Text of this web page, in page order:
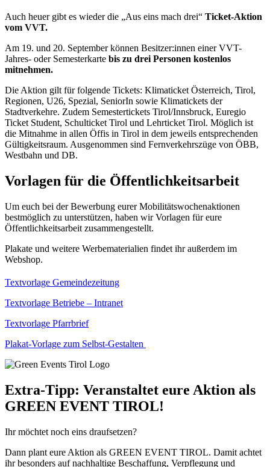
Auch heuer gibt es wieder die „Aus eins mach drei“ Ticket-Aktion
vom VVT.
Am 19. und 20. September können Besitzer:innen einer VVT-
Jahres- oder Semesterkarte bis zu drei Personen kostenlos
mitnehmen.
Die Aktion gilt für folgende Tickets: Klimaticket Österreich, Tirol,
Regionen, U26, Spezial, SeniorIn sowie Klimatickets der
Stadtverkehre. Zudem Semestertickets Tirol/Innsbruck, Euregio
Ticket Student, Schulticket Tirol und Lehrticket Tirol. Möglich ist
die Mitnahme in allen Öffis in Tirol in dem jeweils entsprechenden
Gültigkeitsraum. Ausgenommen sind Fernverkehrszüge von ÖBB,
Westbahn und DB.
Vorlagen für die Öffentlichkeitsarbeit
Um euch bei der Bewerbung eurer Mobilitätswochenaktionen
bestmöglich zu unterstützen, haben wir Vorlagen für eure
Öffentlichkeitsarbeit zusammengestellt.
Plakate und weitere Werbematerialien findet ihr außerdem im
Webshop.
Textvorlage Gemeindezeitung
Textvorlage Betriebe – Intranet
Textvorlage Pfarrbrief
Plakat-Vorlage zum Selbst-Gestalten
Extra-Tipp: Veranstaltet eure Aktion als
GREEN EVENT TIROL!
Ihr möchtet noch eins draufsetzen?
Dann plant eure Aktion als GREEN EVENT TIROL. Damit achtet
ihr besonders auf nachhaltige Beschaffung, Verpflegung und